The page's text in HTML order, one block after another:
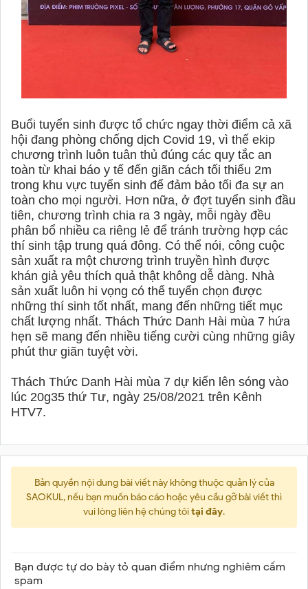
Buổi tuyển sinh được tổ chức ngay thời điểm cả xã
hội đang phòng chống dịch Covid 19, vì thế ekip
chương trình luôn tuân thủ đúng các quy tắc an
toàn từ khai báo y tế đến giãn cách tối thiểu 2m
trong khu vực tuyển sinh để đảm bảo tối đa sự an
toàn cho mọi người. Hơn nữa, ở đợt tuyển sinh đầu
tiên, chương trình chia ra 3 ngày, mỗi ngày đều
phân bổ nhiều ca riêng lẻ để tránh trường hợp các
thí sinh tập trung quá đông. Có thể nói, công cuộc
sản xuất ra một chương trình truyền hình được
khán giả yêu thích quả thật không dễ dàng. Nhà
sản xuất luôn hi vọng có thể tuyển chọn được
những thí sinh tốt nhất, mang đến những tiết mục
chất lượng nhất. Thách Thức Danh Hài mùa 7 hứa
hẹn sẽ mang đến nhiều tiếng cười cùng những giây
phút thư giãn tuyệt vời.
Thách Thức Danh Hài mùa 7 dự kiến lên sóng vào
lúc 20g35 thứ Tư, ngày 25/08/2021 trên Kênh
HTV7.
Bản quyền nội dung bài viết này không thuộc quản lý của
SAOKUL, nếu bạn muốn báo cáo hoặc yêu cầu gỡ bài viết thì
vui lòng liên hệ chúng tôitại đây.
Bạn được tự do bày tỏ quan điểm nhưng nghiêm cấm
spam